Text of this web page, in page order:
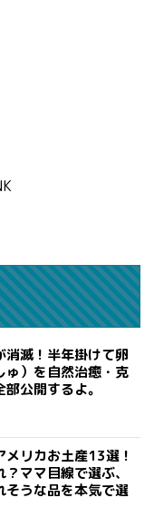
消滅！半年掛けて卵
ゅ）を自然治癒・克
公開するよ。
メリカお土産13選！
ママ目線で選ぶ、
そうな品を本気で選